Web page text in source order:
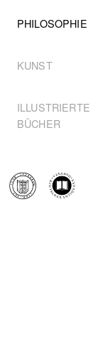
PHILOSOPHIE
KUNST
ILLUSTRIERTE
BÜCHER